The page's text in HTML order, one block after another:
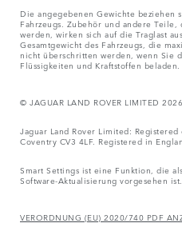
Die angegebenen Gewichte beziehen
Fahrzeugs. Zubehör und andere
werden, wirken sich auf die Traglast
Gesamtgewicht des Fahrzeugs, die
nicht überschritten werden, wenn Sie
Flüssigkeiten und Kraftstoffen beladen.
© JAGUAR LAND ROVER LIMITED 2026
Jaguar Land Rover Limited:
Coventry CV3 4LF. Registered in
Smart Settings ist eine Funktion, die
Software-Aktualisierung vorgesehen ist.
VERORDNUNG (EU) 2020/740 PDF